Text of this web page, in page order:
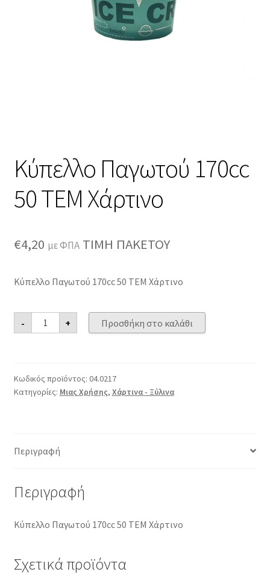
Κύπελλο Παγωτού 170cc
50 TEM Χάρτινο
€4,20 με ΦΠΑ ΤΙΜΗ ΠΑΚΕΤΟΥ
Κύπελλο Παγωτού 170cc 50 TEM Χάρτινο
-
Κύπελλο
Παγωτού
170cc
ποσότητα
+ Προσθήκη στο καλάθι
Κωδικός προϊόντος: 04.0217
Κατηγορίες: Μιας Χρήσης, Χάρτινα - Ξύλινα
Περιγραφή
Περιγραφή
Κύπελλο Παγωτού 170cc 50 TEM Χάρτινο
Σχετικά προϊόντα